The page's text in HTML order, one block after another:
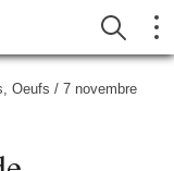
, Oeufs / 7 novembre